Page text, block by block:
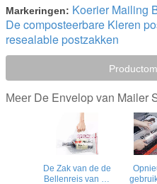
Markeringen: Koerier Mailing
De composteerbare Kleren
resealable postzakken
Meer De Envelop van Mailer
De Zak van de de
Bellenreis van de